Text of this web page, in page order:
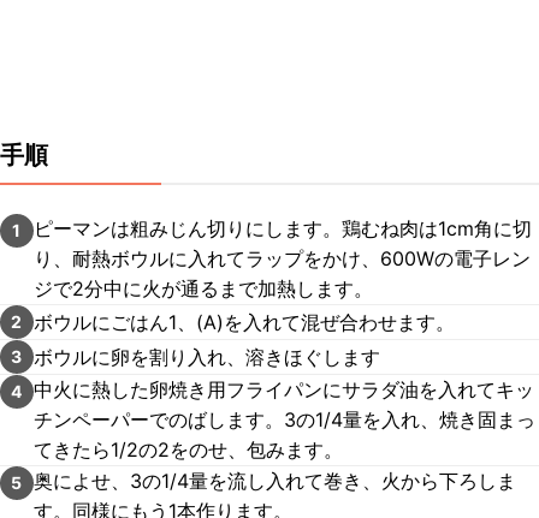
手順
1
ピーマンは粗みじん切りにします。鶏むね肉は1cm角に切
り、耐熱ボウルに入れてラップをかけ、600Wの電子レン
ジで2分中に火が通るまで加熱します。
2 ボウルにごはん1、(A)を入れて混ぜ合わせます。
3 ボウルに卵を割り入れ、溶きほぐします
4 中火に熱した卵焼き用フライパンにサラダ油を入れてキッ
チンペーパーでのばします。3の1/4量を入れ、焼き固まっ
てきたら1/2の2をのせ、包みます。
5 奥によせ、3の1/4量を流し入れて巻き、火から下ろしま
す。同様にもう1本作ります。